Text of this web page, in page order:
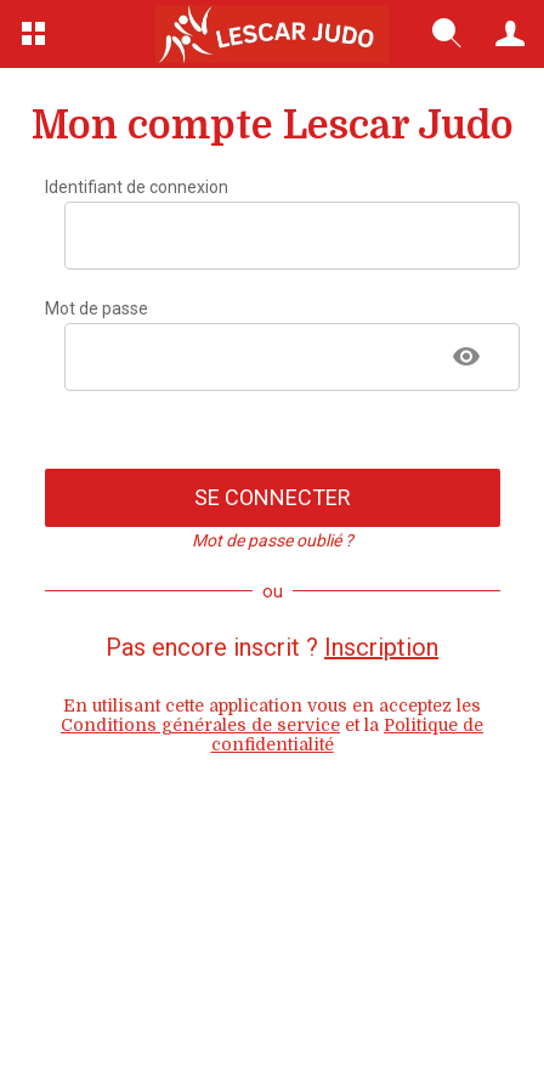
Mon compte Lescar Judo
Identifiant de connexion
Mot de passe
SE CONNECTER
Mot de passe oublié ?
ou
Pas encore inscrit ? Inscription
En utilisant cette application vous en acceptez les
Conditions générales de service et la Politique de
confidentialité